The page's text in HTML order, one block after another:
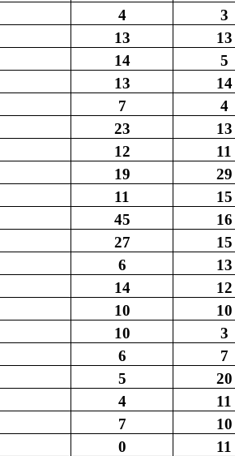
4 3
13 13
14 5
13 14
7 4
23 13
12 11
19 29
11 15
45 16
27 15
6 13
14 12
10 10
10 3
6 7
5 20
4 11
7 10
0 11